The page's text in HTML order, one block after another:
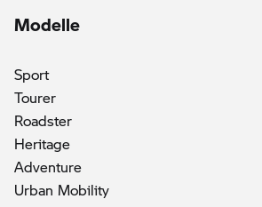
Modelle
Sport
Tourer
Roadster
Heritage()
Adventure
Urban Mobility